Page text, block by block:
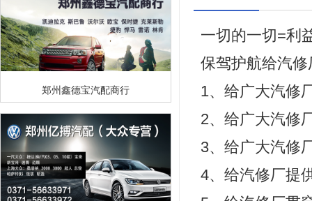
郑州鑫德宝汽配商行
一切的一切=利
保驾护航给汽
1、给广大汽修
2、给广大汽修
3、给广大汽修
4、给汽修厂提